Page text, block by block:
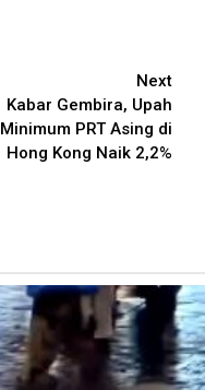
Next
Kabar Gembira, Upah
Minimum PRT Asing di
Hong Kong Naik 2,2%